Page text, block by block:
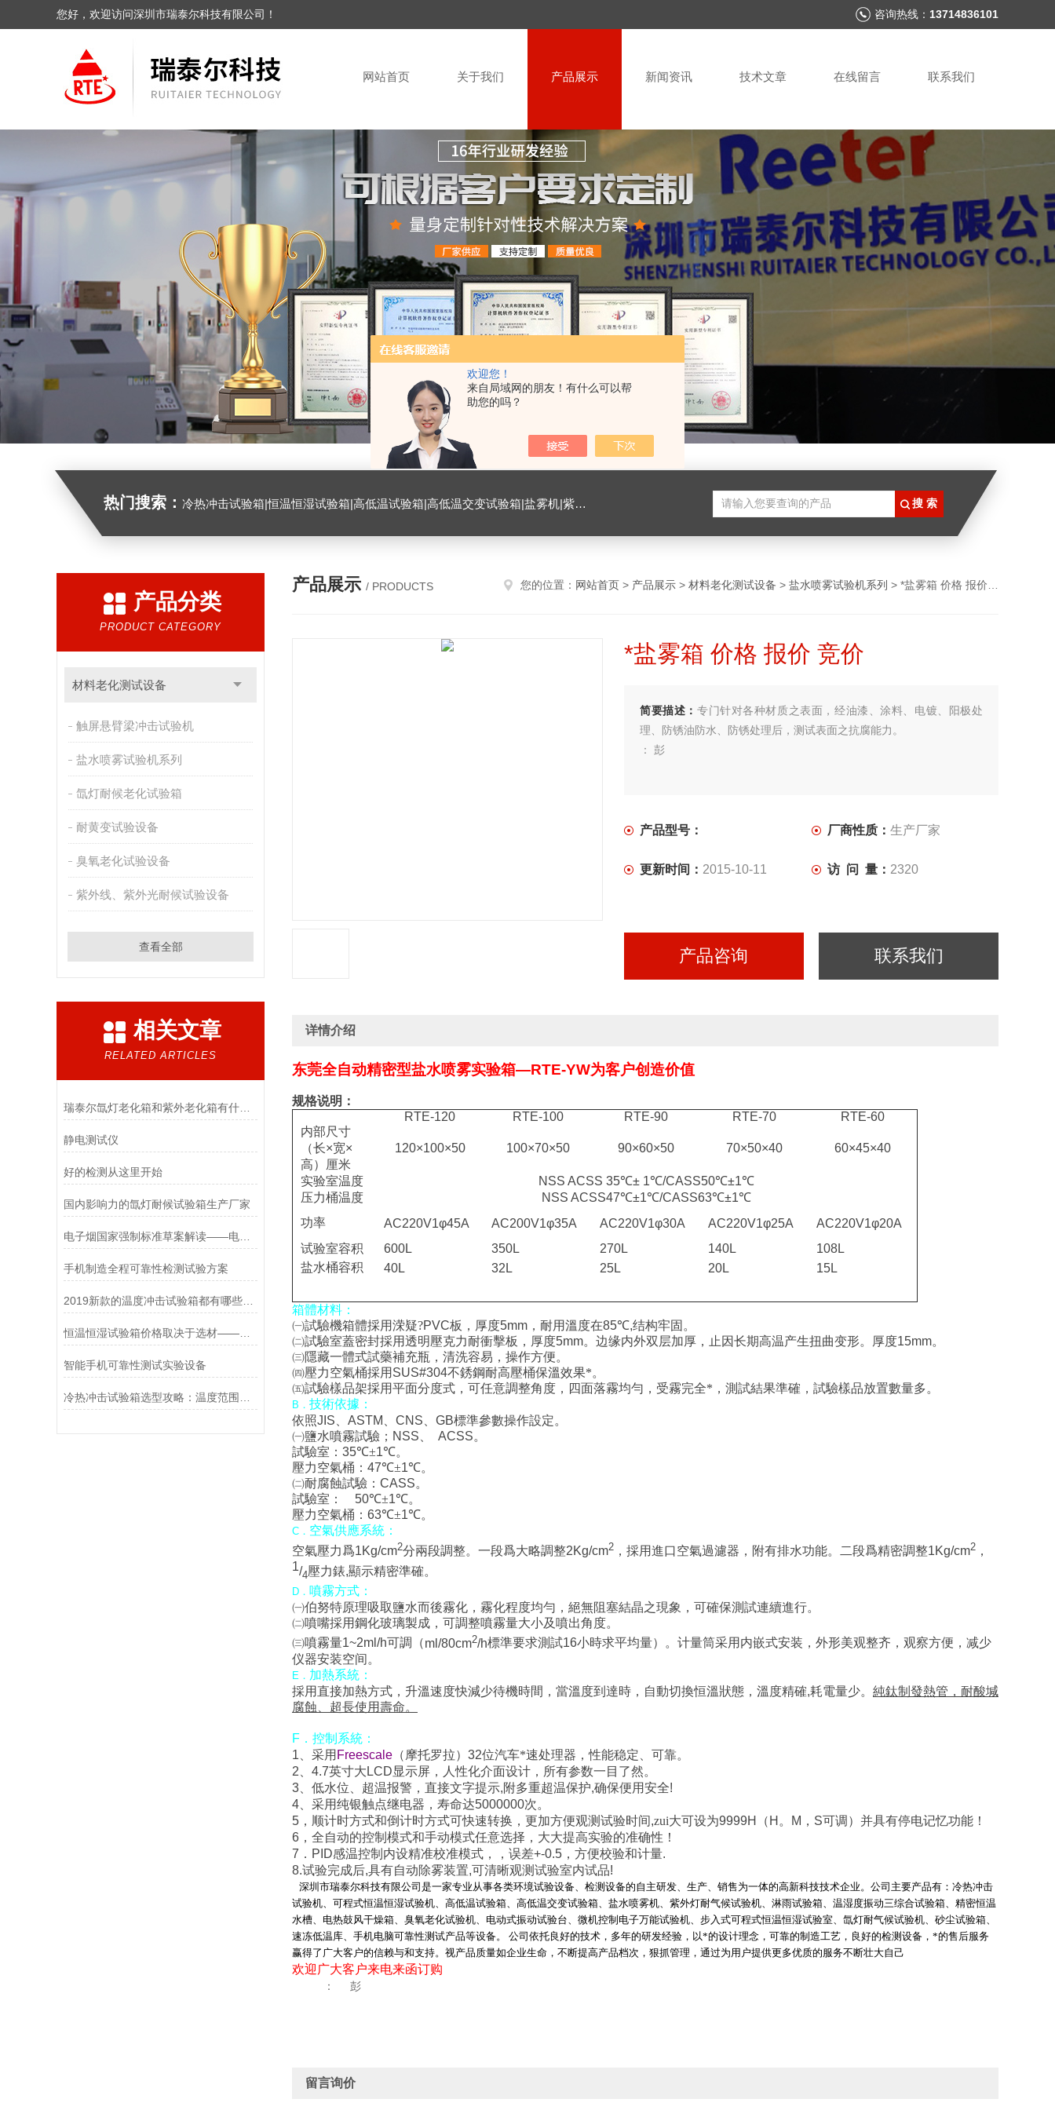
欢迎您！
来自局域网的朋友！有什么可以帮
助您的吗？
您好，欢迎访问深圳市瑞泰尔科技有限公司！ 咨询热线： 13714836101
网站首页 关于我们 产品展示 新闻资讯 技术文章 在线留言 联系我们
热门搜索： 冷热冲击试验箱|恒温恒湿试验箱|高低温试验箱|高低温交变试验箱|盐雾机|紫外线试验机|淋雨试验箱|臭氧试验箱|振动试验台|ESD测试仪|恒温恒湿试验室|氙灯老化试验箱|砂尘试验箱|手机微跌落试验机|手机扭转试验机
产品分类
PRODUCT CATEGORY
材料老化测试设备
触屏悬臂梁冲击试验机
盐水喷雾试验机系列
氙灯耐候老化试验箱
耐黄变试验设备
臭氧老化试验设备
紫外线、紫外光耐候试验设备
查看全部
相关文章
RELATED ARTICLES
瑞泰尔氙灯老化箱和紫外老化箱有什么区别？
静电测试仪
好的检测从这里开始
国内影响力的氙灯耐候试验箱生产厂家
电子烟国家强制标准草案解读——电子烟烟具技术要求与试验
手机制造全程可靠性检测试验方案
2019新款的温度冲击试验箱都有哪些功能
恒温恒湿试验箱价格取决于选材——陶瓷加热器与电热管比较的优缺点
智能手机可靠性测试实验设备
产品展示 / PRODUCTS 您的位置： 网站首页 > 产品展示 > 材料老化测试设备 > 盐水喷雾试验机系列 > *盐雾箱 价格 报价 竞价
*盐雾箱 价格 报价 竞价
简要描述： 专门针对各种材质之表面，经油漆、涂料、电镀、阳极处
理、防锈油防水、防锈处理后，测试表面之抗腐能力。
： 彭
产品型号： 厂商性质： 生产厂家
更新时间： 2015-10-11 访 问 量： 2320
产品咨询 联系我们
详情介绍
东莞全自动精密型盐水喷雾实验箱—RTE-YW为客户创造价值
规格说明：
RTE-120
RTE-100 RTE-90 RTE-70
RTE-60
内部尺寸
（长×宽×
高） 厘米
120×100×50 100×70×50 90×60×50 70×50×40 60×45×40
实验室温度 NSS ACSS 35℃± 1℃/CASS50℃±1℃
压力桶温度
NSS ACSS47℃±1℃/CASS63℃±1℃
功率
AC220V1φ45A AC200V1φ35A AC220V1φ30A AC220V1φ25A AC220V1φ20A
试验室容积
600L 350L 270L 140L
108L
盐水桶容积
40L 32L 25L 20L 15L
箱體材料：
㈠試驗機箱體採用溁疑?PVC板，厚度5mm ，耐用溫度在85℃,结构牢固。
㈡試驗室蓋密封採用透明壓克力耐衝擊板，厚度5mm。 边缘内外双层加厚，止因长期高温产生扭曲变形。 厚度15mm。
㈢隱藏一體式試藥補充瓶，清洗容易，操作方便。
㈣壓力空氣桶採用 SUS#304不銹鋼耐高壓桶保溫效果*。
㈤試驗樣品架採用平面分度式，可任意調整角度，四面落霧均勻，受霧完全*，測試結果準確，試驗樣品放置數量多。
B ． 技術依據：
依照JIS ASTM CNS GB標準參數操作設定。
㈠鹽水噴霧試驗； NSS ACSS。
試驗室： 35℃±1℃。
壓力空氣桶： 47℃±1℃。
㈡耐腐蝕試驗： CASS。
試驗室：
50℃±1℃。
壓力空氣桶： 63℃±1℃。
C ． 空氣供應系統：
空氣壓力爲1Kg/cm2分兩段調整。 一段爲大略調整2Kg/cm2 ，採用進口空氣過濾器 ， 附有排水功能。 二段爲精密調整1Kg/cm2 ，
1/4壓力錶,顯示精密準確。
D ． 噴霧方式：
㈠伯努特原理吸取鹽水而後霧化，霧化程度均勻，絕無阻塞結晶之現象，可確保測試連續進行。
㈡噴嘴採用鋼化玻璃製成，可調整噴霧量大小及噴出角度。
㈢噴霧量1~2ml/h可調（ml/80cm2/h標準要求測試16小時求平均量）。 计量筒采用内嵌式安装，外形美观整齐，观察方便，减少
仪器安装空间。
E ． 加熱系統：
採用直接加熱方式，升溫速度快減少待機時間，當溫度到達時，自動切換恒溫狀態，溫度精確,耗電量少。 純鈦制發熱管，耐酸堿
腐蝕、超長使用壽命。
F ． 控制系統：
1 、采用 Freescale （摩托罗拉） 32位汽车*速处理器，性能稳定、可靠。
2
4.7英寸大 LCD显示屏，人性化介面设计，所有参数一目了然。
3 、低水位、超温报警，直接文字提示,附多重超温保护,确保便用安全!
4 、采用纯银触点继电器，寿命达5000000次。
5 ，顺计时方式和倒计时方式可快速转换，更加方便观测试验时间,zui大可设为9999H （ H 。 M ， S可调）并具有停电记忆功能！
6 ，全自动的控制模式和手动模式任意选择，大大提高实验的准确性！
7 ． PID感温控制内设精准校准模式，，误差+-0.5 ，方便校验和计量.
8.试验完成后,具有自动除雾装置,可清晰观测试验室内试品!
深圳市瑞泰尔科技有限公司是一家专业从事各类环境试验设备、检测设备的自主研发、生产、销售为一体的高新科技技术企业。公司主要产品有：冷热冲击
试验机、可程式恒温恒湿试验机、高低温试验箱、高低温交变试验箱、盐水喷雾机、紫外灯耐气候试验机、淋雨试验箱、温湿度振动三综合试验箱、精密恒温
水槽、电热鼓风干燥箱、臭氧老化试验机、电动式振动试验台、微机控制电子万能试验机、步入式可程式恒温恒湿试验室、氙灯耐气候试验机、砂尘试验箱、
速冻低温库、手机电脑可靠性测试产品等设备。 公司依托良好的技术，多年的研发经验，以*的设计理念，可靠的制造工艺，良好的检测设备，*的售后服务
赢得了广大客户的信赖与和支持。视产品质量如企业生命，不断提高产品档次，狠抓管理，通过为用户提供更多优质的服务不断壮大自己
欢迎广大客户来电来函订购
： 彭
留言询价